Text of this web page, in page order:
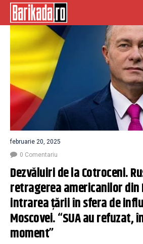
februarie 20, 2025
0 Comentariu
Dezvăluiri de la Cotroceni.
retragerea americanilor din
intrarea țării în sfera de
Moscovei. “SUA au refuzat,
moment”